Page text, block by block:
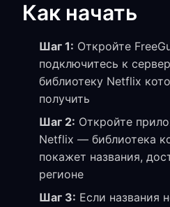
Как начать
Шаг 1: Откройте
подключитесь к
библиотеку Netflix
получить
Шаг 2: Откройте
Netflix — библиотека
покажет названия,
регионе
Шаг 3: Если названия